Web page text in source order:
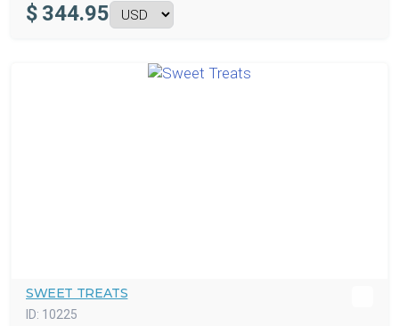
$ 344.95
SWEET TREATS
ID: 10225